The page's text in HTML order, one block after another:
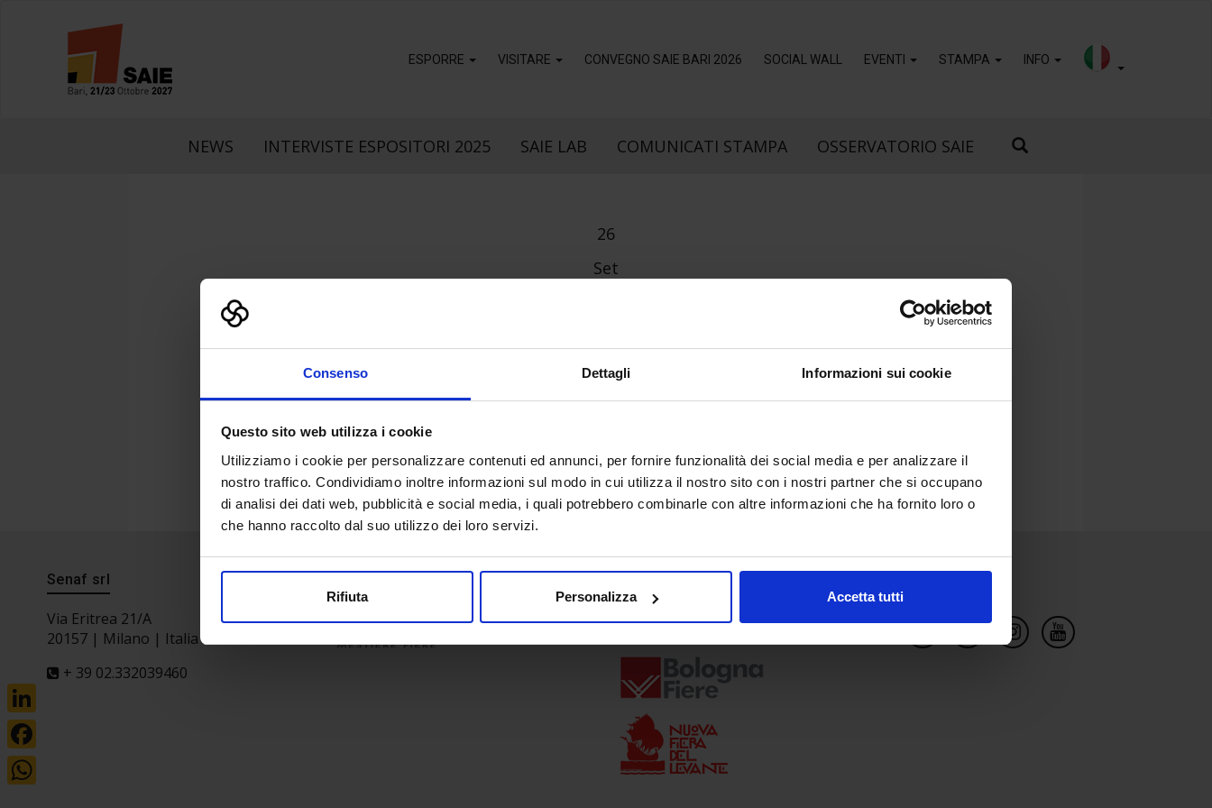
Consenso Dettagli Informazioni sui cookie
Questo sito web utilizza i cookie
Utilizziamo i cookie per personalizzare contenuti ed annunci, per fornire funzionalità dei social media e per analizzare il
nostro traffico. Condividiamo inoltre informazioni sul modo in cui utilizza il nostro sito con i nostri partner che si occupano
di analisi dei dati web, pubblicità e social media, i quali potrebbero combinarle con altre informazioni che ha fornito loro o
che hanno raccolto dal suo utilizzo dei loro servizi.
Rifiuta Personalizza Accetta tutti
ESPORRE VISITARE CONVEGNO SAIE BARI 2026 SOCIAL WALL EVENTI STAMPA INFO
NEWS INTERVISTE ESPOSITORI 2025 SAIE LAB COMUNICATI STAMPA OSSERVATORIO SAIE
26
Set
Senaf srl
Via Eritrea 21/A
20157 | Milano | Italia
+ 39 02.332039460
Progetto e direzione In collaborazione con Social Network
LinkedIn
Facebook